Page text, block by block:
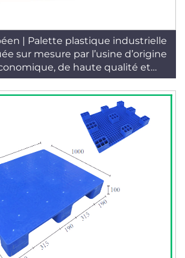
| Palette plastique industrielle
sur mesure par l’usine d’origine
de haute qualité et
en entrepôt au sol, 4 directions,
/ rayonnage / utilisation à plat,